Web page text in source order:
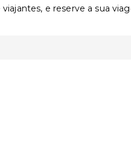
e reserve a sua